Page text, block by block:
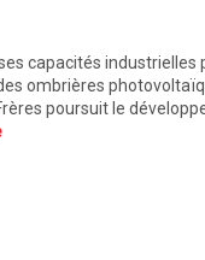
capacités industrielles
ombrières
poursuit le